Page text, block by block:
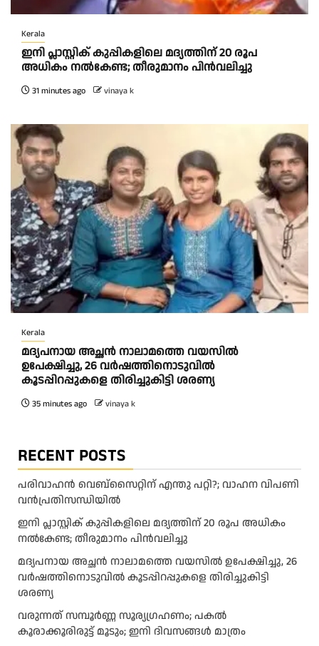
Kerala
ഇനി പ്ലാസ്റ്റിക് കുപ്പികളിലെ മദ്യത്തിന് 20 രൂപ
അധികം നല്‍കേണ്ട; തീരുമാനം പിന്‍വലിച്ചു
31 minutes ago vinaya k
Kerala
മദ്യപനായ അച്ഛൻ നാലാമത്തെ വയസിൽ
ഉപേക്ഷിച്ചു, 26 വർഷത്തിനൊടുവിൽ
കൂടപ്പിറപ്പുകളെ തിരിച്ചുകിട്ടി ശരണ്യ
35 minutes ago vinaya k
RECENT POSTS
പരിവാഹൻ വെബ്സൈറ്റിന് എന്തു പറ്റി?; വാഹന വിപണി
വന്‍പ്രതിസന്ധിയിൽ
ഇനി പ്ലാസ്റ്റിക് കുപ്പികളിലെ മദ്യത്തിന് 20 രൂപ അധികം
നല്‍കേണ്ട; തീരുമാനം പിന്‍വലിച്ചു
മദ്യപനായ അച്ഛൻ നാലാമത്തെ വയസിൽ ഉപേക്ഷിച്ചു, 26
വർഷത്തിനൊടുവിൽ കൂടപ്പിറപ്പുകളെ തിരിച്ചുകിട്ടി
ശരണ്യ
വരുന്നത് സമ്പൂർണ്ണ സൂര്യഗ്രഹണം; പകല്‍
കൂരാക്കൂരിരുട്ട് മൂടും; ഇനി ദിവസങ്ങള്‍ മാത്രം